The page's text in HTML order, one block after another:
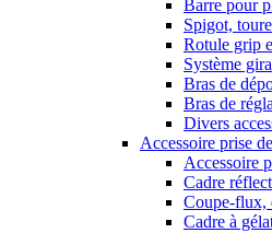
Barre pour
Spigot,
Rotule grip
Système
Bras de
Bras de
Divers
Accessoire prise
Accessoire
Cadre
Coupe-flux,
Cadre à